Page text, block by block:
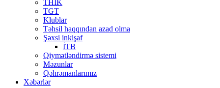
THİK
TGT
Klublar
Təhsil haqqından azad olma
Şəxsi inkişaf
İTB
Qiymətləndirmə sistemi
Məzunlar
Qəhrəmanlarımız
Xəbərlər